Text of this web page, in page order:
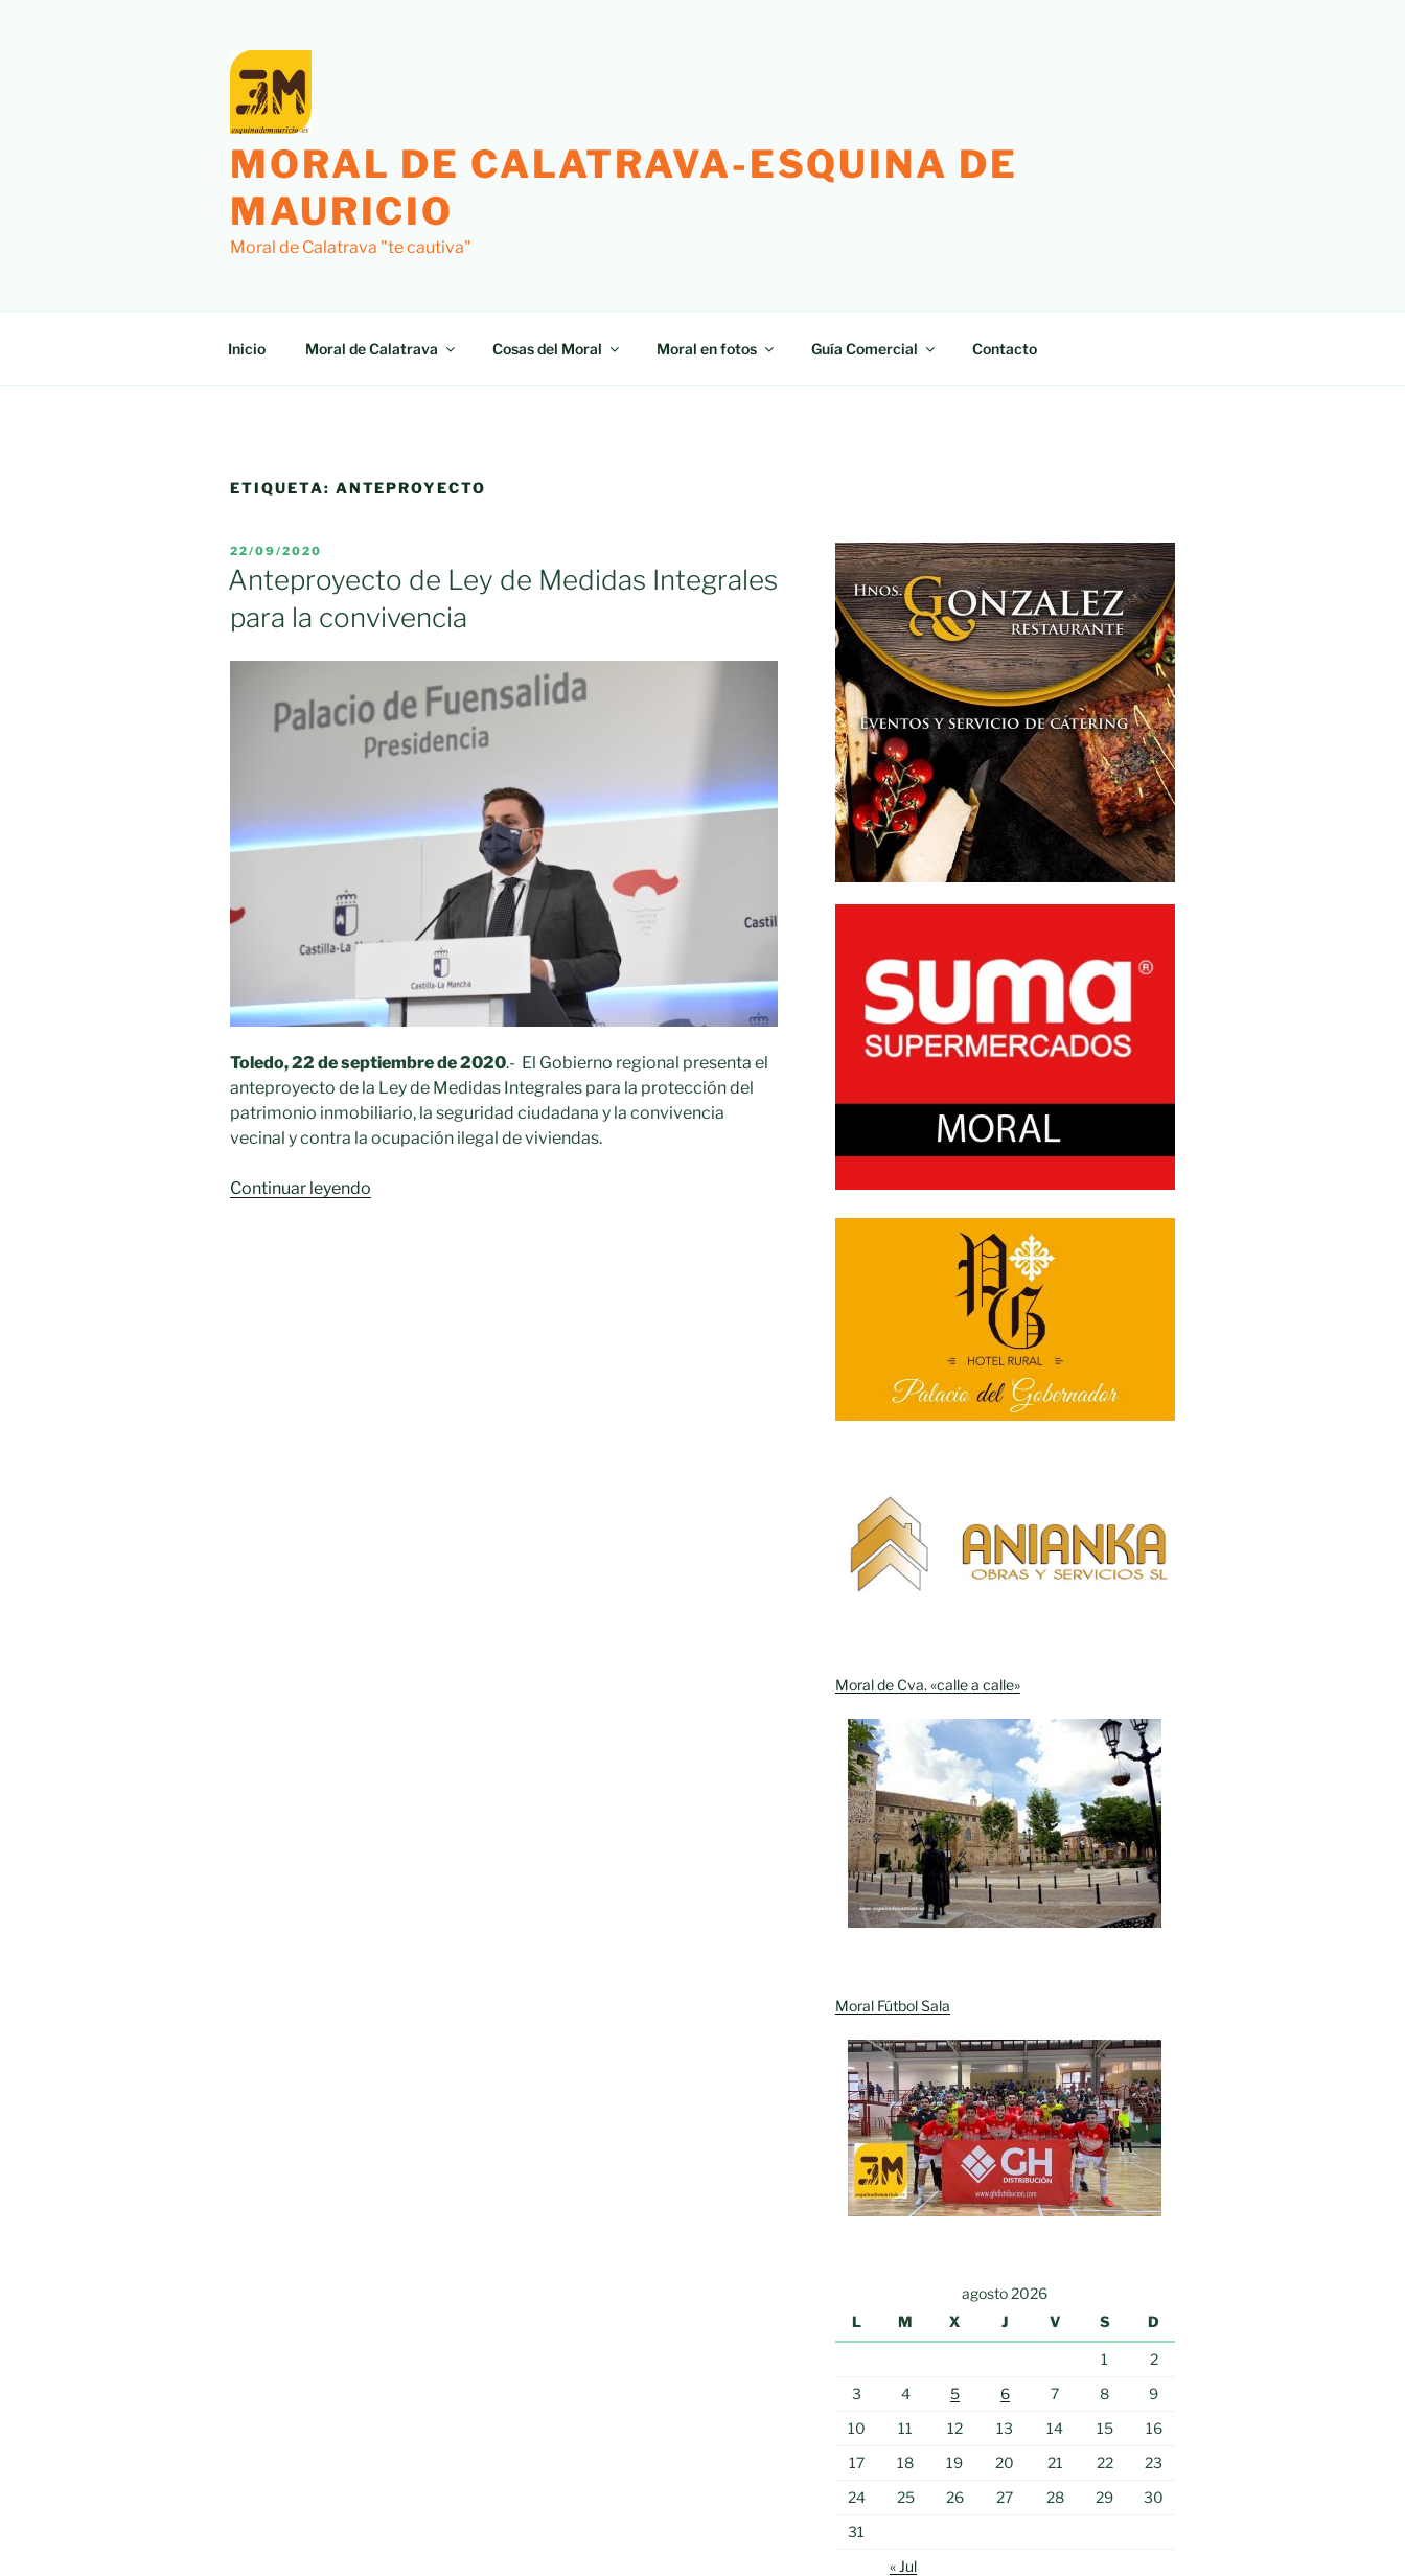
MORAL DE CALATRAVA-ESQUINA DE
MAURICIO
Moral de Calatrava "te cautiva"
Inicio Moral de Calatrava Cosas del Moral Moral en fotos Guía Comercial Contacto
ETIQUETA: ANTEPROYECTO
PUBLICADO
EL
22/09/2020
Anteproyecto de Ley de Medidas Integrales
para la convivencia
Toledo, 22 de septiembre de 2020.- El Gobierno regional presenta el
anteproyecto de la Ley de Medidas Integrales para la protección del
patrimonio inmobiliario, la seguridad ciudadana y la convivencia
vecinal y contra la ocupación ilegal de viviendas.
Continuar leyendo
Moral de Cva. «calle a calle»
Moral Fútbol Sala
agosto 2026
L
M X J V S D
1
2
3
4 5 6 7 8
9
10
11 12 13 14 15
16
17
18 19 20 21 22
23
24
25 26 27 28 29
30
31
« Jul